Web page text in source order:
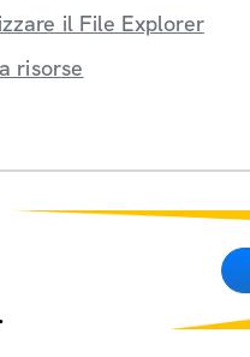
il File Explorer
risorse